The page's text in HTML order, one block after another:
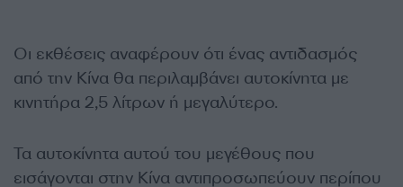
Οι εκθέσεις αναφέρουν ότι ένας αντιδασμός
από την Κίνα θα περιλαμβάνει αυτοκίνητα με
κινητήρα 2,5 λίτρων ή μεγαλύτερο.
Τα αυτοκίνητα αυτού του μεγέθους που
εισάγονται στην Κίνα αντιπροσωπεύουν περίπου